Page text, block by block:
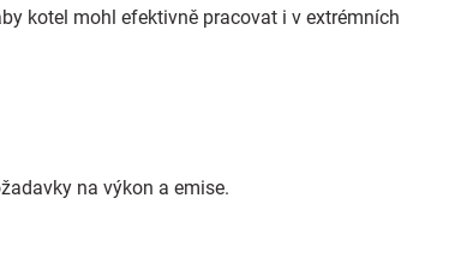
kotel mohl efektivně pracovat i v extrémních
na výkon a emise.